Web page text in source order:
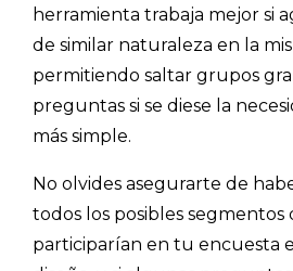
herramienta trabaja mejor si
de similar naturaleza en la
permitiendo saltar grupos
preguntas si se diese la
más simple.
No olvides asegurarte de
todos los posibles
participarían en tu encuesta